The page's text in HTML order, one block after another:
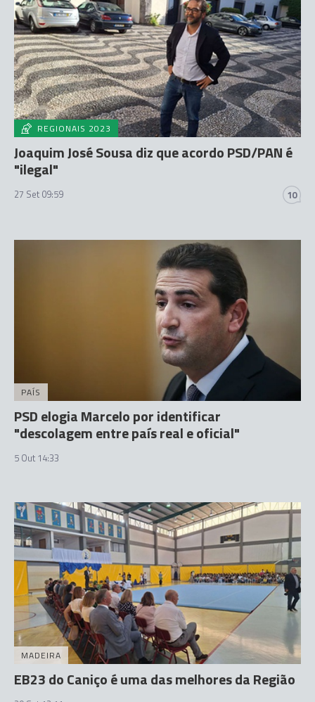
REGIONAIS 2023
Joaquim José Sousa diz que acordo PSD/PAN é
"ilegal"
27 Set 09:59 10
PAÍS
PSD elogia Marcelo por identificar
"descolagem entre país real e oficial"
5 Out 14:33
MADEIRA
EB23 do Caniço é uma das melhores da Região